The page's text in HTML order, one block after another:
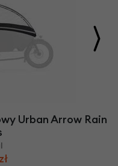
Urban Arrow Rain